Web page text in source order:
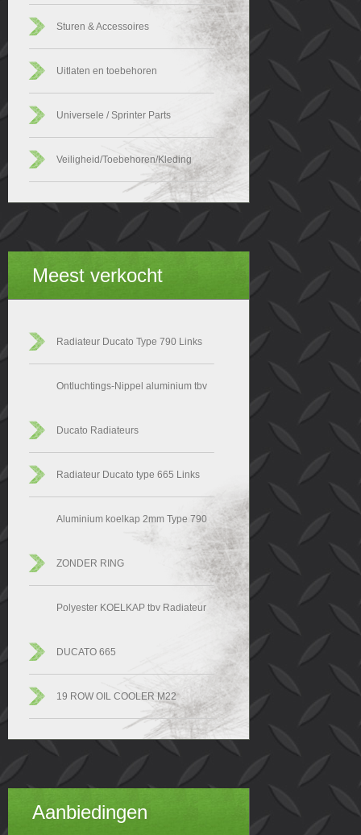
Sturen & Accessoires
Uitlaten en toebehoren
Universele / Sprinter Parts
Veiligheid/Toebehoren/Kleding
Meest verkocht
Radiateur Ducato Type 790 Links
Ontluchtings-Nippel aluminium tbv
Ducato Radiateurs
Radiateur Ducato type 665 Links
Aluminium koelkap 2mm Type 790
ZONDER RING
Polyester KOELKAP tbv Radiateur
DUCATO 665
19 ROW OIL COOLER M22
Aanbiedingen